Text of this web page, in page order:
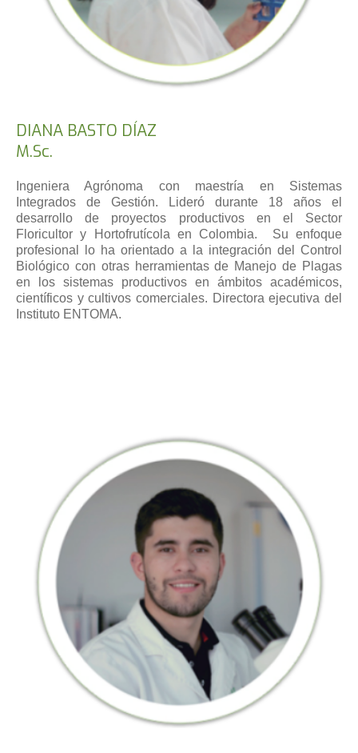
DIANA BASTO DÍAZ
M.Sc.
Ingeniera Agrónoma con maestría en Sistemas
Integrados de Gestión. Lideró durante 18 años el
desarrollo de proyectos productivos en el Sector
Floricultor y Hortofrutícola en Colombia. Su enfoque
profesional lo ha orientado a la integración del Control
Biológico con otras herramientas de Manejo de Plagas
en los sistemas productivos en ámbitos académicos,
científicos y cultivos comerciales. Directora ejecutiva del
Instituto ENTOMA.